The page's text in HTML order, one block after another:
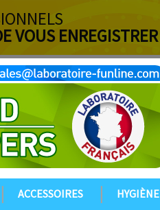
VOUS ENREGISTRER
ACCESSOIRES HYGIÈNE